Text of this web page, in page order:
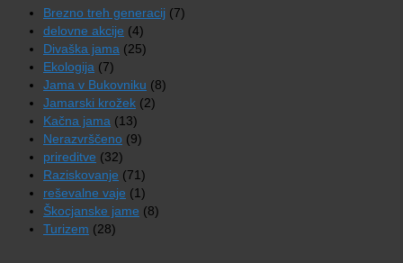
Brezno treh generacij (7)
delovne akcije (4)
Divaška jama (25)
Ekologija (7)
Jama v Bukovniku (8)
Jamarski krožek (2)
Kačna jama (13)
Nerazvrščeno (9)
prireditve (32)
Raziskovanje (71)
reševalne vaje (1)
Škocjanske jame (8)
Turizem (28)